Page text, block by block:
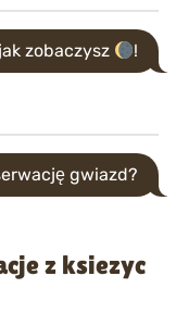
zobaczysz !
gwiazd?
z ksiezyc